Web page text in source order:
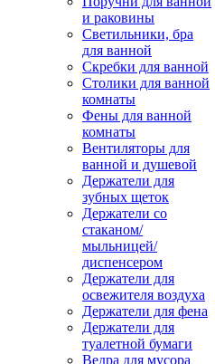
и раковины
Светильники, бра
для ванной
Скребки для ванной
Столики для ванной
комнаты
Фены для ванной
комнаты
Вентиляторы для
ванной и душевой
Держатели для
зубных щеток
Держатели со
стаканом/
мыльницей/
диспенсером
Держатели для
освежителя воздуха
Держатели для фена
Держатели для
туалетной бумаги
Ведра для мусора